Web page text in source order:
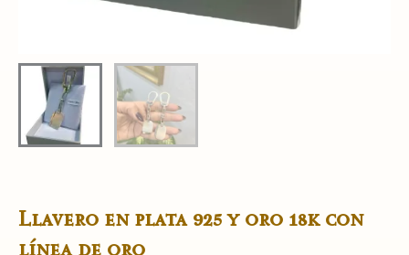
Llavero en plata 925 y oro 18k con
línea de oro